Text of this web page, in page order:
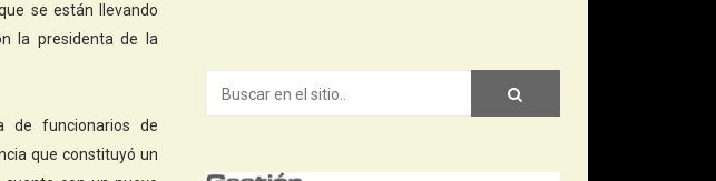
se están llevando
la presidenta de la
de funcionarios de
que constituyó un